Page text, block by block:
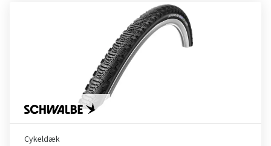
Cykeldæk